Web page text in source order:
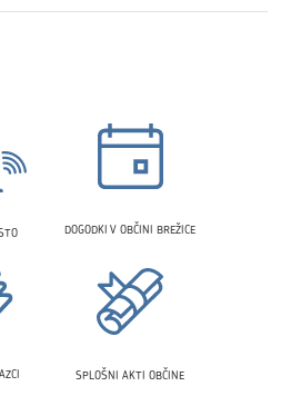
DOGODKI V OBČINI BREŽICE
SPLOŠNI AKTI OBČINE